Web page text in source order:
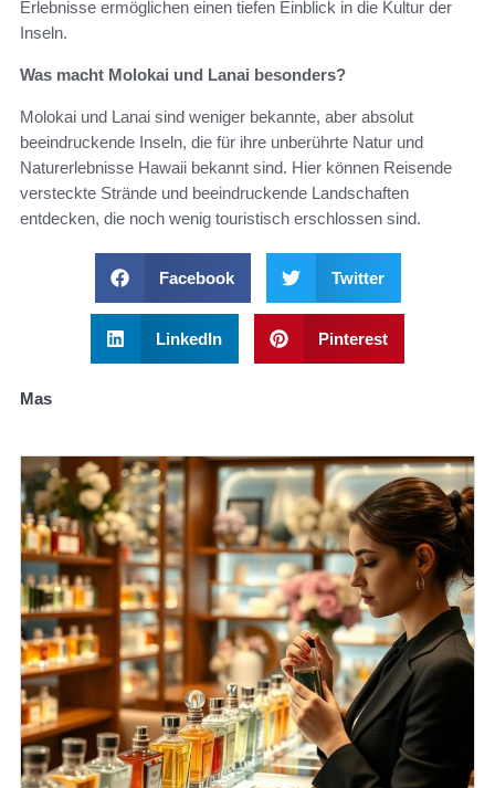
Erlebnisse ermöglichen einen tiefen Einblick in die Kultur der
Inseln.
Was macht Molokai und Lanai besonders?
Molokai und Lanai sind weniger bekannte, aber absolut
beeindruckende Inseln, die für ihre unberührte Natur und
Naturerlebnisse Hawaii bekannt sind. Hier können Reisende
versteckte Strände und beeindruckende Landschaften
entdecken, die noch wenig touristisch erschlossen sind.
Facebook Twitter
LinkedIn Pinterest
Mas